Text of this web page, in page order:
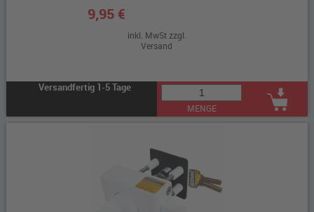
9,95 €
inkl. MwSt zzgl.
Versand
Versandfertig 1-5 Tage
MENGE